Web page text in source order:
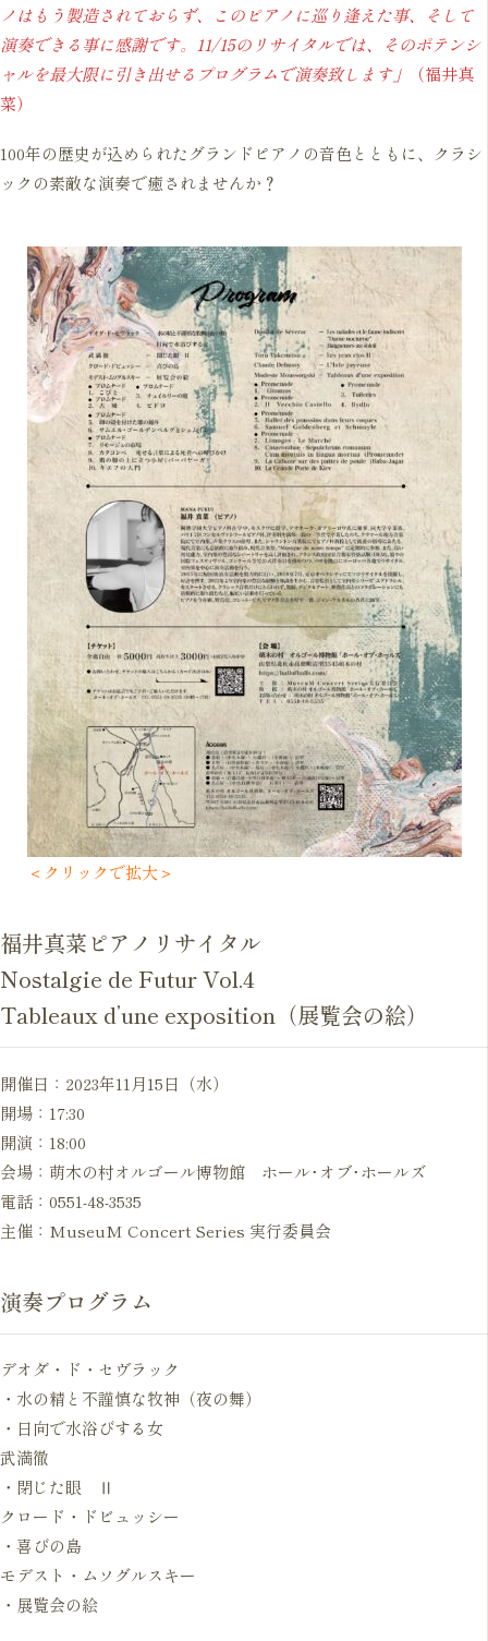
ノはもう製造されておらず、このピアノに巡り逢えた事、そして
演奏できる事に感謝です。11/15のリサイタルでは、そのポテンシ
ャルを最大限に引き出せるプログラムで演奏致します」
（福井真
菜）
100年の歴史が込められたグランドピアノの音色とともに、クラシ
ックの素敵な演奏で癒されませんか？
＜クリックで拡大＞
福井真菜ピアノリサイタル
Nostalgie de Futur Vol.4
Tableaux d’une exposition（展覧会の絵）
開催日：2023年11月15日（水）
開場：17:30
開演：18:00
会場：萌木の村オルゴール博物館 ホール･オブ･ホールズ
電話：0551-48-3535
主催：MuseuM Concert Series 実行委員会
演奏プログラム
デオダ・ド・セヴラック
・水の精と不謹慎な牧神（夜の舞）
・日向で水浴びする女
武満徹
・閉じた眼 Ⅱ
クロード・ドビュッシー
・喜びの島
モデスト・ムソグルスキー
・展覧会の絵